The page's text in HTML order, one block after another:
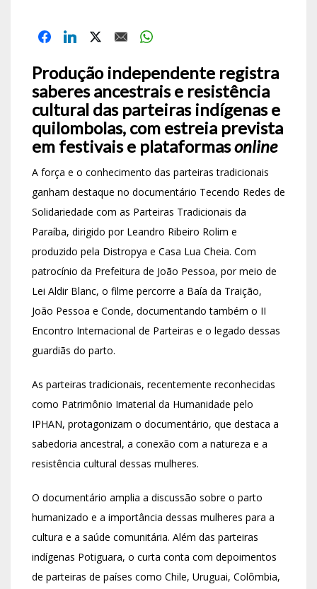
Produção independente registra
saberes ancestrais e resistência
cultural das parteiras indígenas e
quilombolas, com estreia prevista
em festivais e plataformasonline
A força e o conhecimento das parteiras tradicionais
ganham destaque no documentário Tecendo Redes de
Solidariedade com as Parteiras Tradicionais da
Paraíba, dirigido por Leandro Ribeiro Rolim e
produzido pela Distropya e Casa Lua Cheia. Com
patrocínio da Prefeitura de João Pessoa, por meio de
Lei Aldir Blanc, o filme percorre a Baía da Traição,
João Pessoa e Conde, documentando também o II
Encontro Internacional de Parteiras e o legado dessas
guardiãs do parto.
As parteiras tradicionais, recentemente reconhecidas
como Patrimônio Imaterial da Humanidade pelo
IPHAN, protagonizam o documentário, que destaca a
sabedoria ancestral, a conexão com a natureza e a
resistência cultural dessas mulheres.
O documentário amplia a discussão sobre o parto
humanizado e a importância dessas mulheres para a
cultura e a saúde comunitária. Além das parteiras
indígenas Potiguara, o curta conta com depoimentos
de parteiras de países como Chile, Uruguai, Colômbia,